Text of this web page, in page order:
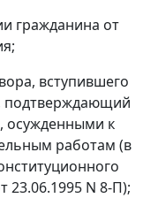
гражданина от
вступившего
подтверждающий
осужденными к
работам (в
23.06.1995 N 8-П);